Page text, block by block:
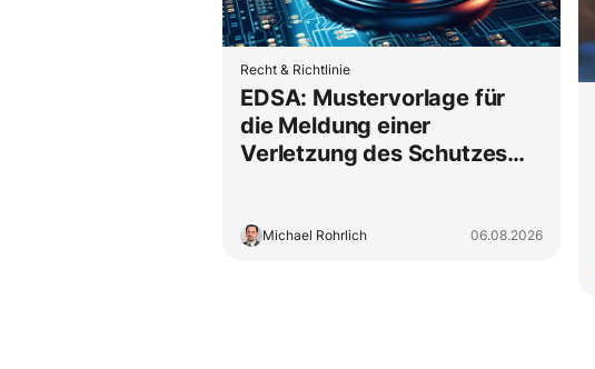
Recht & Richtlinie
EDSA: Mustervorlage für
die Meldung einer
Verletzung des Schutzes
Michael Rohrlich 06.08.2026